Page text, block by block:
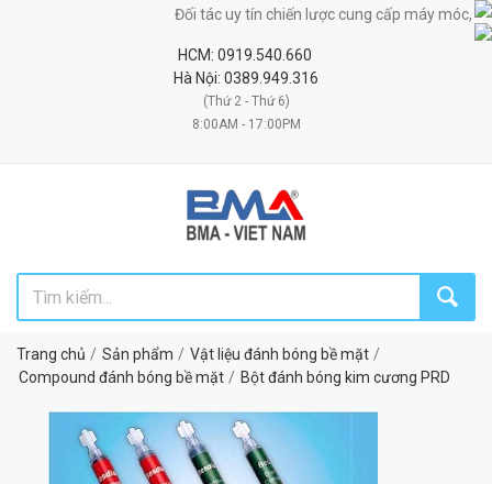
Đối tác uy tín chiến lược cung cấp máy móc, thiết
HCM: 0919.540.660
Hà Nội: 0389.949.316
(Thứ 2 - Thứ 6)
8:00AM - 17:00PM
Trang chủ Sản phẩm
Vật liệu đánh bóng bề mặt
Compound đánh bóng bề mặt
Bột đánh bóng kim cương PRD